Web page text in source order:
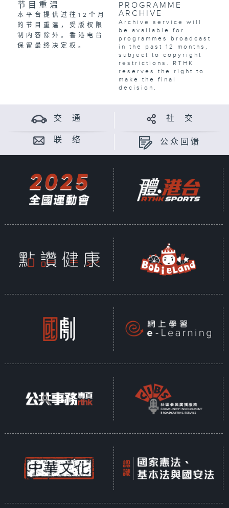
节目重温
本平台提供过往12个月
的节目重温，受版权限
制内容除外。香港电台
保留最终决定权。
PROGRAMME
ARCHIVE
Archive service will
be available for
programmes broadcast
in the past 12 months,
subject to copyright
restrictions. RTHK
reserves the right to
make the final
decision.
交 通 社 交
联 络 公众回馈